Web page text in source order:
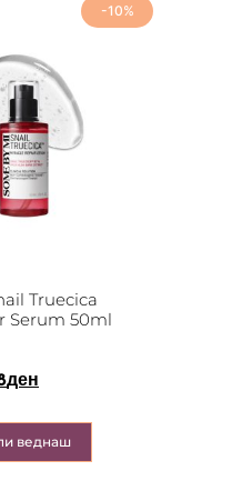
-10%
Truecica
Serum 50ml
ден
веднаш